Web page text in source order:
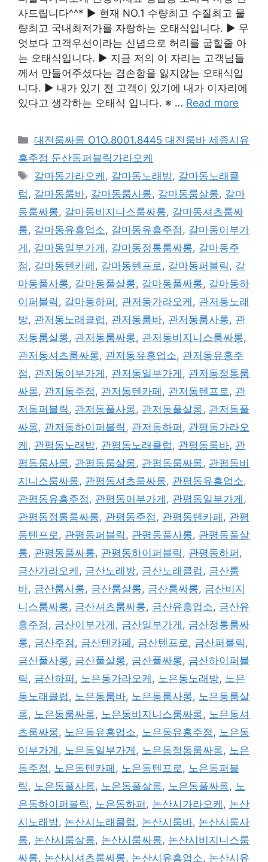
사드립니다^^* ▶ 현재 NO.1 수량최고 수질최고 물
량최고 국내최저가를 자랑하는 오태식입니다. ▶ 무
엇보다 고객우선이라는 신념으로 허리를 굽힐줄 아
는 오태식입니다. ▶ 지금 저의 이 자리는 고객님들
께서 만들어주셨다는 겸손함을 잃지않는 오태식입
니다. ▶ 내가 있기 전 고객이 있기에 내가 이자리에
있다고 생각하는 오태식 입니다. ※ … Read more
카
테
고
리
대전룸싸롱 O1O.8001.8445 대전룸바 세종시유
흥주점 둔산동퍼블릭가라오케
태
그
갈마동가라오케 , 갈마동노래방, 갈마동노래클
럽 , 갈마동룸바, 갈마동룸사롱, 갈마동룸살롱, 갈마
동룸싸롱, 갈마동비지니스룸싸롱, 갈마동셔츠룸싸
롱, 갈마동유흥업소, 갈마동유흥주점 , 갈마동이부가
게 , 갈마동일부가게 , 갈마동정통룸싸롱, 갈마동주
점 , 갈마동텐카페 , 갈마동텐프로 , 갈마동퍼블릭 , 갈
마동풀사롱, 갈마동풀살롱, 갈마동풀싸롱, 갈마동하
이퍼블릭 , 갈마동하퍼 , 관저동가라오케 , 관저동노래
방, 관저동노래클럽 , 관저동룸바, 관저동룸사롱, 관
저동룸살롱, 관저동룸싸롱, 관저동비지니스룸싸롱,
관저동셔츠룸싸롱, 관저동유흥업소, 관저동유흥주
점 , 관저동이부가게 , 관저동일부가게 , 관저동정통룸
싸롱, 관저동주점 , 관저동텐카페 , 관저동텐프로 , 관
저동퍼블릭 , 관저동풀사롱, 관저동풀살롱, 관저동풀
싸롱, 관저동하이퍼블릭 , 관저동하퍼 , 관평동가라오
케 , 관평동노래방, 관평동노래클럽 , 관평동룸바, 관
평동룸사롱, 관평동룸살롱, 관평동룸싸롱, 관평동비
지니스룸싸롱, 관평동셔츠룸싸롱, 관평동유흥업소,
관평동유흥주점 , 관평동이부가게 , 관평동일부가게 ,
관평동정통룸싸롱, 관평동주점 , 관평동텐카페 , 관평
동텐프로 , 관평동퍼블릭 , 관평동풀사롱, 관평동풀살
롱, 관평동풀싸롱, 관평동하이퍼블릭 , 관평동하퍼 ,
금산가라오케 , 금산노래방, 금산노래클럽 , 금산룸
바, 금산룸사롱, 금산룸살롱, 금산룸싸롱, 금산비지
니스룸싸롱, 금산셔츠룸싸롱, 금산유흥업소, 금산유
흥주점 , 금산이부가게 , 금산일부가게 , 금산정통룸싸
롱, 금산주점 , 금산텐카페 , 금산텐프로 , 금산퍼블릭 ,
금산풀사롱, 금산풀살롱, 금산풀싸롱, 금산하이퍼블
릭 , 금산하퍼 , 노은동가라오케 , 노은동노래방, 노은
동노래클럽 , 노은동룸바, 노은동룸사롱, 노은동룸살
롱, 노은동룸싸롱, 노은동비지니스룸싸롱, 노은동셔
츠룸싸롱, 노은동유흥업소, 노은동유흥주점 , 노은동
이부가게 , 노은동일부가게 , 노은동정통룸싸롱, 노은
동주점 , 노은동텐카페 , 노은동텐프로 , 노은동퍼블
릭 , 노은동풀사롱, 노은동풀살롱, 노은동풀싸롱, 노
은동하이퍼블릭 , 노은동하퍼 , 논산시가라오케 , 논산
시노래방, 논산시노래클럽 , 논산시룸바, 논산시룸사
롱, 논산시룸살롱, 논산시룸싸롱, 논산시비지니스룸
싸롱, 논산시셔츠룸싸롱, 논산시유흥업소, 논산시유